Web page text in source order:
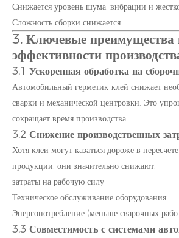
Снижается уровень шума, вибрации и
Сложность сборки снижается.
3. Ключевые
эффективности
3.1 Ускоренная обработка на
Автомобильный герметик-клей снижает
сварки и механической центровки. Это
сокращает время производства.
3.2 Снижение производственных
Хотя клеи могут казаться дороже в
продукции, они значительно снижают:
затраты на рабочую силу
Техническое обслуживание оборудования
Энергопотребление (меньше сварочных
3.3 Совместимость с системами